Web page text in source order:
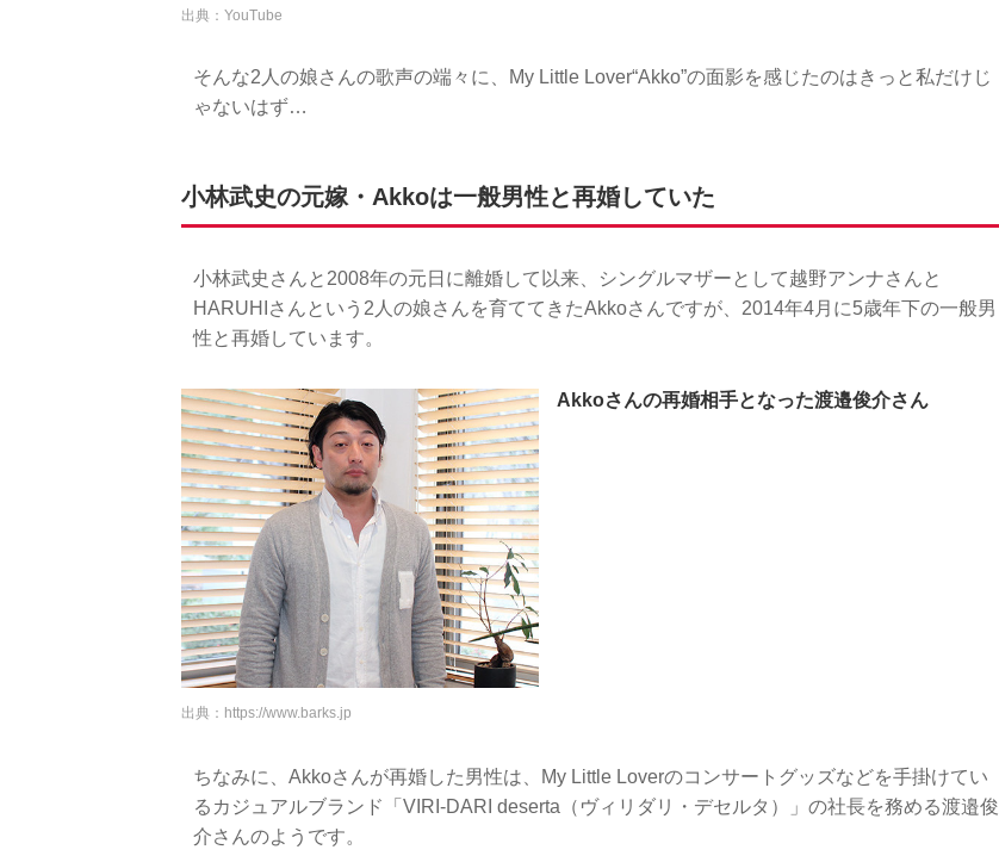
出典：YouTube
そんな2人の娘さんの歌声の端々に、My Little Lover“Akko”の面影を感じたのはきっと私だけじ
ゃないはず…
小林武史の元嫁・Akkoは一般男性と再婚していた
小林武史さんと2008年の元日に離婚して以来、シングルマザーとして越野アンナさんと
HARUHIさんという2人の娘さんを育ててきたAkkoさんですが、2014年4月に5歳年下の一般男
性と再婚しています。
Akkoさんの再婚相手となった渡邉俊介さん
出典： https://www.barks.jp
ちなみに、Akkoさんが再婚した男性は、My Little Loverのコンサートグッズなどを手掛けてい
るカジュアルブランド「VIRI-DARI deserta（ヴィリダリ・デセルタ）」の社長を務める渡邉俊
介さんのようです。